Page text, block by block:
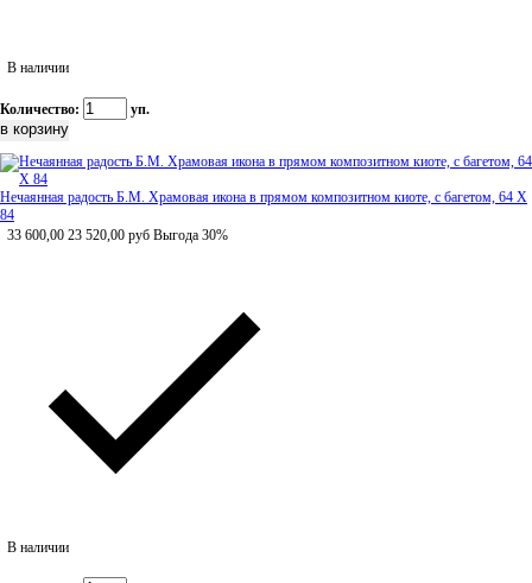
В наличии
Количество: уп.
Нечаянная радость Б.М. Храмовая икона в прямом композитном киоте, с багетом, 64 Х
84
33 600,00 23 520,00 руб Выгода 30%
В наличии